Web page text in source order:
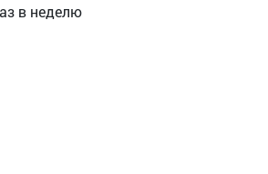
в неделю